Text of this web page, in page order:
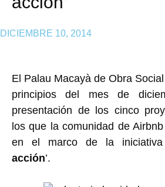
DICIEMBRE 10, 2014
El Palau Macayà de Obra
principios del mes de
presentación de los cinco
los que la comunidad de
en el marco de la iniciativa
acción’.